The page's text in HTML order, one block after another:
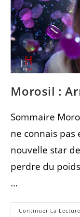
Morosil :
Sommaire
ne connais pas
nouvelle star
perdre du
…
Continuer La Lecture